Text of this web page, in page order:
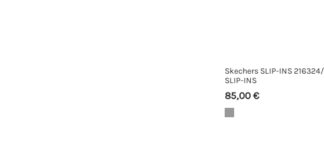
Skechers SLIP-INS
SLIP-INS
85,00 €